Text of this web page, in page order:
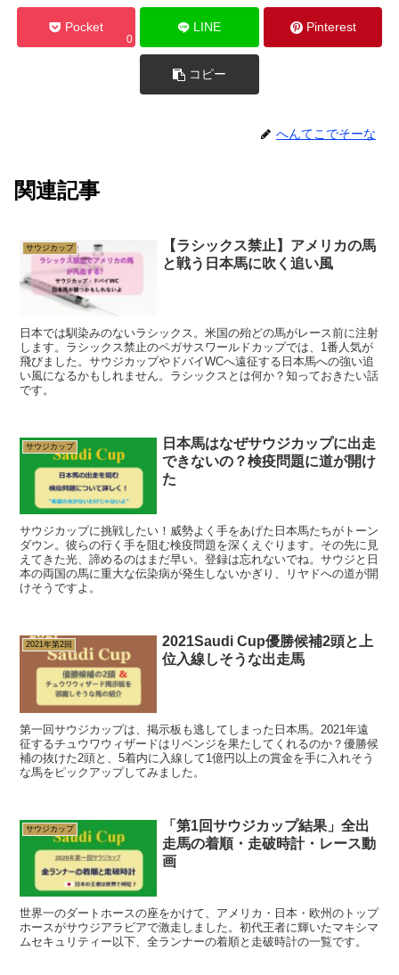
Pocket
0
LINE Pinterest
コピー
へんてこでそーな
関連記事
サウジカップ
【ラシックス禁止】アメリカの馬
と戦う日本馬に吹く追い風
日本では馴染みのないラシックス。米国の殆どの馬がレース前に注射
します。ラシックス禁止のペガサスワールドカップでは、1番人気が
飛びました。サウジカップやドバイWCへ遠征する日本馬への強い追
い風になるかもしれません。ラシックスとは何か？知っておきたい話
です。
サウジカップ
日本馬はなぜサウジカップに出走
できないの？検疫問題に道が開け
た
サウジカップに挑戦したい！威勢よく手をあげた日本馬たちがトーン
ダウン。彼らの行く手を阻む検疫問題を深くえぐります。その先に見
えてきた光、諦めるのはまだ早い。登録は忘れないでね。サウジと日
本の両国の馬に重大な伝染病が発生しないかぎり、リヤドへの道が開
けそうですよ。
2021年第2回
2021Saudi Cup優勝候補2頭と上
位入線しそうな出走馬
第一回サウジカップは、掲示板も逃してしまった日本馬。2021年遠
征するチュウワウィザードはリベンジを果たしてくれるのか？優勝候
補の抜けた2頭と、5着内に入線して1億円以上の賞金を手に入れそう
な馬をピックアップしてみました。
サウジカップ
「第1回サウジカップ結果」全出
走馬の着順・走破時計・レース動
画
世界一のダートホースの座をかけて、アメリカ・日本・欧州のトップ
ホースがサウジアラビアで激走しました。初代王者に輝いたマキシマ
ムセキュリティー以下、全ランナーの着順と走破時計の一覧です。